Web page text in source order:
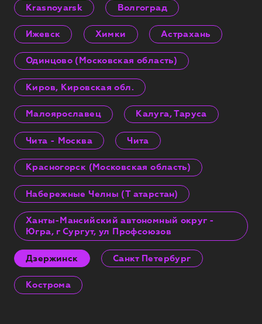
Krasnoyarsk Волгоград
Ижевск Химки Астрахань
Одинцово (Московская область)
Киров, Кировская обл.
Малоярославец Калуга, Таруса
Чита - Москва Чита
Красногорск (Московская область)
Набережные Челны (Т атарстан)
Ханты-Мансийский автономный округ -
Югра, г Сургут, ул Профсоюзов
Дзержинск Санкт Петербург
Кострома